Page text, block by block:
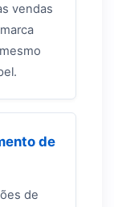
vendas
de
de